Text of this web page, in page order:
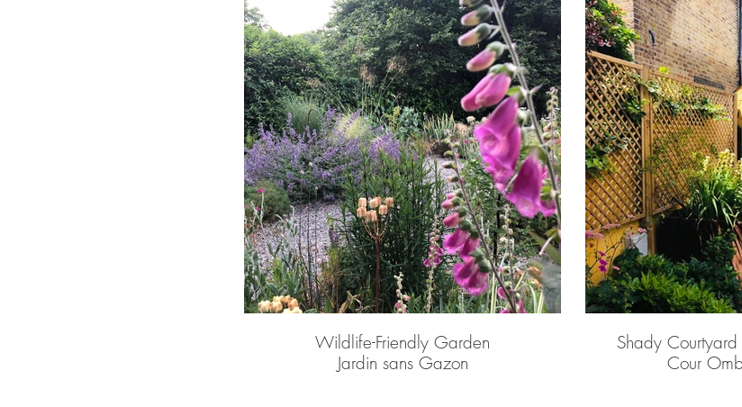
Wildlife-Friendly Garden
Jardin sans Gazon
Shady
Cour